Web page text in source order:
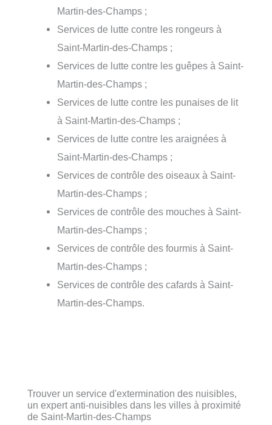
Martin-des-Champs ;
Services de lutte contre les rongeurs à
Saint-Martin-des-Champs ;
Services de lutte contre les guêpes à Saint-
Martin-des-Champs ;
Services de lutte contre les punaises de lit
à Saint-Martin-des-Champs ;
Services de lutte contre les araignées à
Saint-Martin-des-Champs ;
Services de contrôle des oiseaux à Saint-
Martin-des-Champs ;
Services de contrôle des mouches à Saint-
Martin-des-Champs ;
Services de contrôle des fourmis à Saint-
Martin-des-Champs ;
Services de contrôle des cafards à Saint-
Martin-des-Champs.
Trouver un service d'extermination des nuisibles,
un expert anti-nuisibles dans les villes à proximité
de Saint-Martin-des-Champs